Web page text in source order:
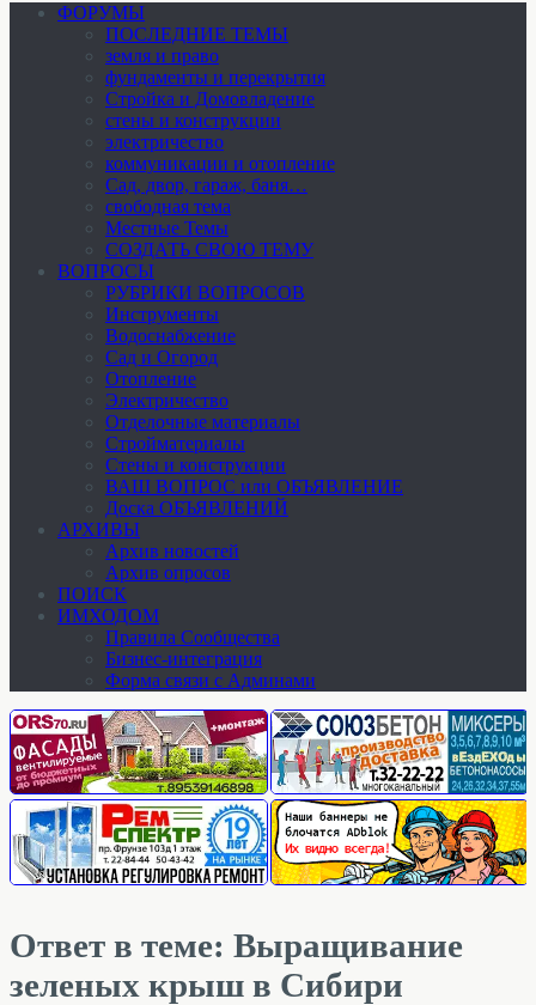
ФОРУМЫ
ПОСЛЕДНИЕ ТЕМЫ
земля и право
фундаменты и перекрытия
Стройка и Домовладение
стены и конструкции
электричество
коммуникации и отопление
Cад, двор, гараж, баня…
свободная тема
Местные Темы
СОЗДАТЬ СВОЮ ТЕМУ
ВОПРОСЫ
РУБРИКИ ВОПРОСОВ
Инструменты
Водоснабжение
Сад и Огород
Отопление
Электричество
Отделочные материалы
Стройматериалы
Стены и конструкции
ВАШ ВОПРОС или ОБЪЯВЛЕНИЕ
Доска ОБЪЯВЛЕНИЙ
АРХИВЫ
Архив новостей
Архив опросов
ПОИСК
ИМХОДОМ
Правила Сообщества
Бизнес-интеграция
Форма связи с Админами
Ответ в теме: Выращивание
зеленых крыш в Сибири